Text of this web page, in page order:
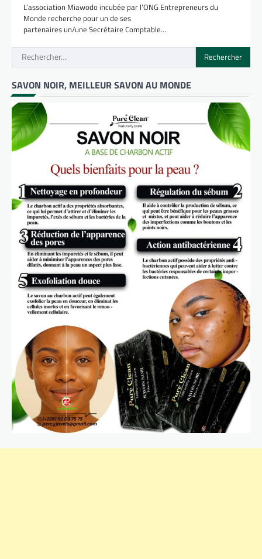
L’association Miawodo incubée par l’ONG Entrepreneurs du
Monde recherche pour un de ses
partenaires un/une Secrétaire Comptable…
Rechercher :
SAVON NOIR, MEILLEUR SAVON AU MONDE